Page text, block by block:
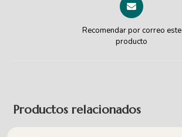
Recomendar por correo este
producto
Productos relacionados